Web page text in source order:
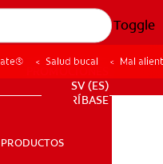
Toggle
SV (ES)
SUSCRÍBASE
PRODUCTOS
Salud bucal Mal